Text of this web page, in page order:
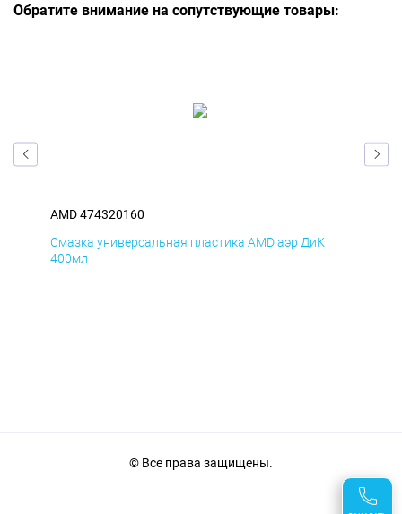
Обратите внимание на сопутствующие товары:
AMD 474320160
Смазка универсальная пластика AMD аэр ДиК
400мл
© Все права защищены.